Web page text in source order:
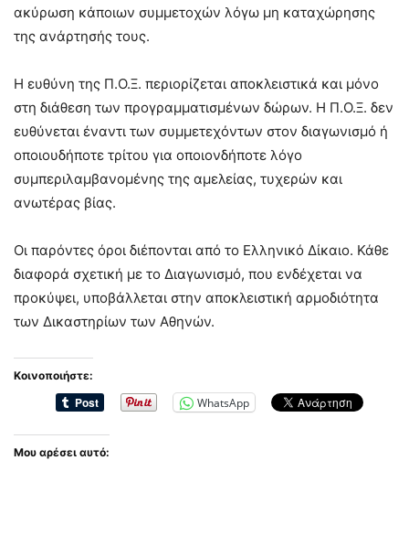
ακύρωση κάποιων συμμετοχών λόγω μη καταχώρησης
της ανάρτησής τους.
Η ευθύνη της Π.Ο.Ξ. περιορίζεται αποκλειστικά και μόνο
στη διάθεση των προγραμματισμένων δώρων. Η Π.Ο.Ξ. δεν
ευθύνεται έναντι των συμμετεχόντων στον διαγωνισμό ή
οποιουδήποτε τρίτου για οποιονδήποτε λόγο
συμπεριλαμβανομένης της αμελείας, τυχερών και
ανωτέρας βίας.
Οι παρόντες όροι διέπονται από το Ελληνικό Δίκαιο. Κάθε
διαφορά σχετική με το Διαγωνισμό, που ενδέχεται να
προκύψει, υποβάλλεται στην αποκλειστική αρμοδιότητα
των Δικαστηρίων των Αθηνών.
Κοινοποιήστε:
WhatsApp
Μου αρέσει αυτό: